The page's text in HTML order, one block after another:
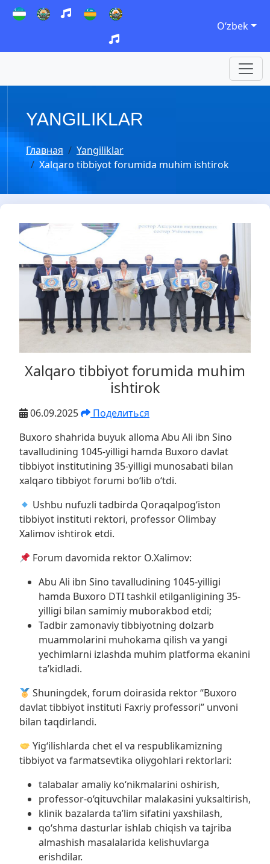
Oʻzbek
YANGILIKLAR
Главная
Yangiliklar
Xalqaro tibbiyot forumida muhim ishtirok
Xalqaro tibbiyot forumida muhim
ishtirok
06.09.2025
Поделиться
Buxoro shahrida buyuk alloma Abu Ali ibn Sino
tavalludining 1045-yilligi hamda Buxoro davlat
tibbiyot institutining 35-yilligi munosabati bilan
xalqaro tibbiyot forumi bo‘lib o‘tdi.
Ushbu nufuzli tadbirda Qoraqalpog‘iston
tibbiyot instituti rektori, professor Olimbay
Xalimov ishtirok etdi.
Forum davomida rektor O.Xalimov:
Abu Ali ibn Sino tavalludining 1045-yilligi
hamda Buxoro DTI tashkil etilganligining 35-
yilligi bilan samimiy muborakbod etdi;
Tadbir zamonaviy tibbiyotning dolzarb
muammolarini muhokama qilish va yangi
yechimlarni izlashda muhim platforma ekanini
ta’kidladi.
Shuningdek, forum doirasida rektor “Buxoro
davlat tibbiyot instituti Faxriy professori” unvoni
bilan taqdirlandi.
Yig‘ilishlarda chet el va respublikamizning
tibbiyot va farmatsevtika oliygohlari rektorlari:
talabalar amaliy ko‘nikmalarini oshirish,
professor-o‘qituvchilar malakasini yuksaltirish,
klinik bazalarda ta’lim sifatini yaxshilash,
qo‘shma dasturlar ishlab chiqish va tajriba
almashish masalalarida kelishuvlarga
erishdilar.